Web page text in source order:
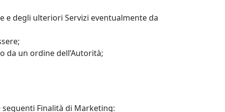
e degli ulteriori Servizi eventualmente da
da un ordine dell’Autorità;
seguenti Finalità di Marketing: